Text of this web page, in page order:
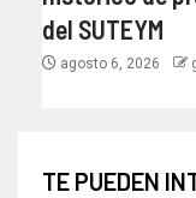
del SUTEYM
agosto 6, 2026
TE PUEDEN